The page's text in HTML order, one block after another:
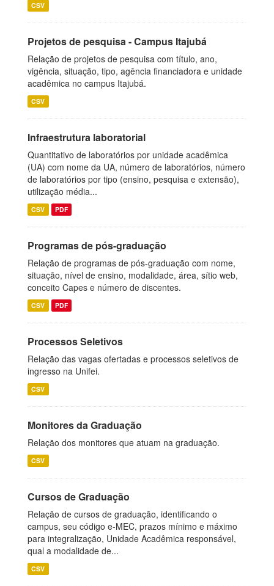
CSV
Projetos de pesquisa - Campus Itajubá
Relação de projetos de pesquisa com título, ano,
vigência, situação, tipo, agência financiadora e unidade
acadêmica no campus Itajubá.
CSV
Infraestrutura laboratorial
Quantitativo de laboratórios por unidade acadêmica
(UA) com nome da UA, número de laboratórios, número
de laboratórios por tipo (ensino, pesquisa e extensão),
utilização média...
CSV PDF
Programas de pós-graduação
Relação de programas de pós-graduação com nome,
situação, nível de ensino, modalidade, área, sítio web,
conceito Capes e número de discentes.
CSV PDF
Processos Seletivos
Relação das vagas ofertadas e processos seletivos de
ingresso na Unifei.
CSV
Monitores da Graduação
Relação dos monitores que atuam na graduação.
CSV
Cursos de Graduação
Relação de cursos de graduação, identificando o
campus, seu código e-MEC, prazos mínimo e máximo
para integralização, Unidade Acadêmica responsável,
qual a modalidade de...
CSV